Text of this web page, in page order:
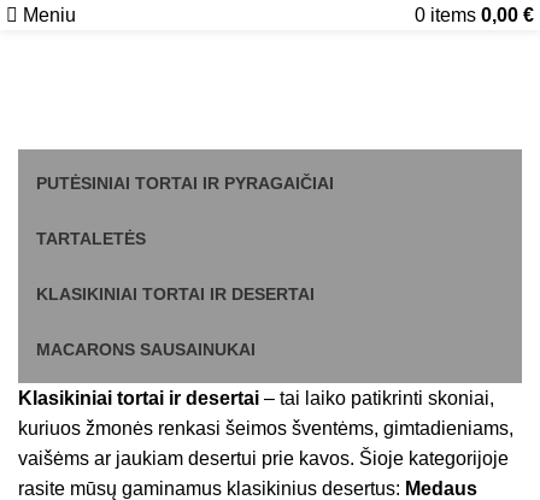
Meniu 0 items 0,00 €
PUTĖSINIAI TORTAI IR PYRAGAIČIAI
TARTALETĖS
KLASIKINIAI TORTAI IR DESERTAI
MACARONS SAUSAINUKAI
Klasikiniai tortai ir desertai – tai laiko patikrinti skoniai,
kuriuos žmonės renkasi šeimos šventėms, gimtadieniams,
vaišėms ar jaukiam desertui prie kavos. Šioje kategorijoje
rasite mūsų gaminamus klasikinius desertus: Medaus